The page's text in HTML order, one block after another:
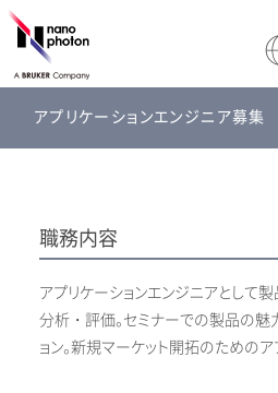
アプリケーションエンジニア募集
職務内容
アプリケーションエンジニアとして
分析・評価。セミナーでの製品の魅
ョン。新規マーケット開拓のためのア